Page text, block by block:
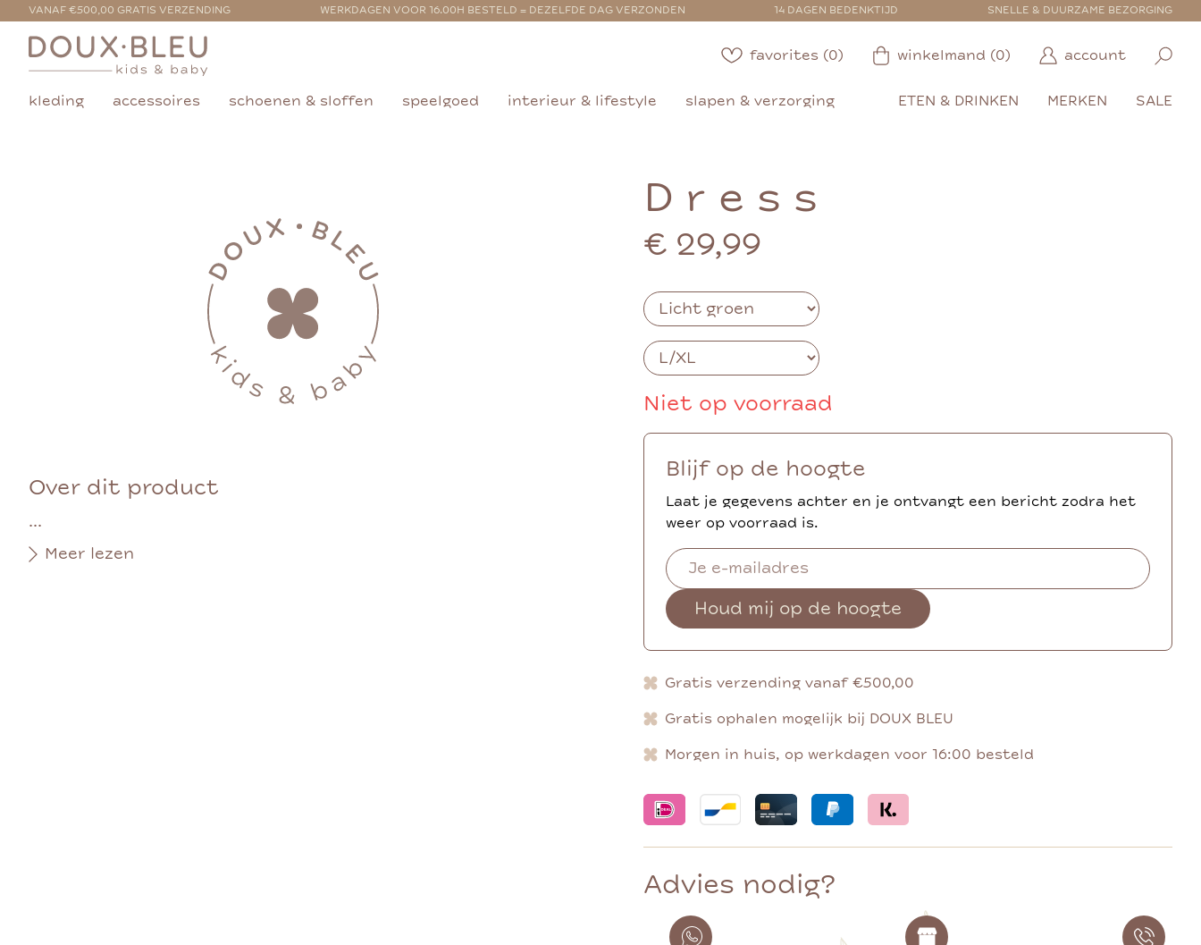
VANAF €500,00 GRATIS VERZENDING WERKDAGEN VOOR 16.00H BESTELD = DEZELFDE DAG VERZONDEN 14 DAGEN BEDENKTIJD SNELLE & DUURZAME BEZORGING
favorites (0) winkelmand (0) account
kleding accessoires schoenen & sloffen speelgoed interieur & lifestyle slapen & verzorging ETEN & DRINKEN MERKEN SALE
Over dit product
...
Meer lezen
D r e s s
€ 29,99
Niet op voorraad
Blijf op de hoogte
Laat je gegevens achter en je ontvangt een bericht zodra het
weer op voorraad is.
Houd mij op de hoogte
Gratis verzending vanaf €500,00
Gratis ophalen mogelijk bij DOUX BLEU
Morgen in huis, op werkdagen voor 16:00 besteld
Advies nodig?